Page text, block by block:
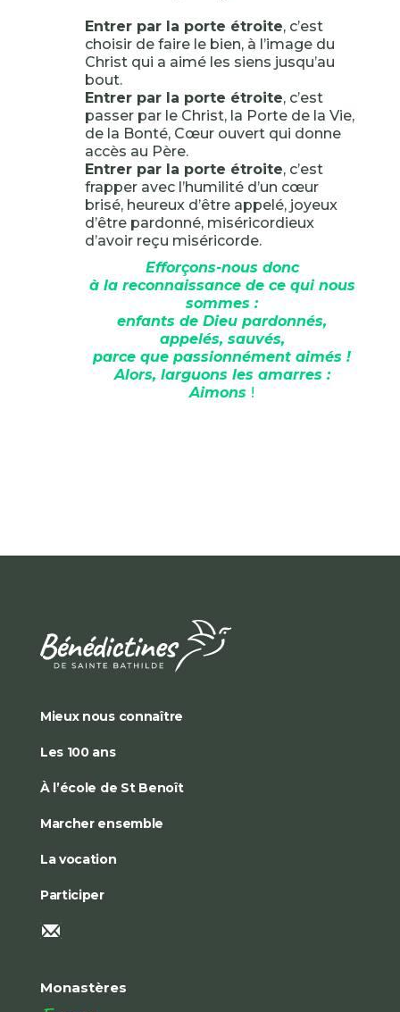
Entrer par la porte étroite, c’est
choisir de faire le bien, à l’image du
Christ qui a aimé les siens jusqu’au
bout.
Entrer par la porte étroite, c’est
passer par le Christ, la Porte de la Vie,
de la Bonté, Cœur ouvert qui donne
accès au Père.
Entrer par la porte étroite, c’est
frapper avec l’humilité d’un cœur
brisé, heureux d’être appelé, joyeux
d’être pardonné, miséricordieux
d’avoir reçu miséricorde.
Efforçons-nous donc
à la reconnaissance de ce qui nous
sommes :
enfants de Dieu pardonnés,
appelés, sauvés,
parce que passionnément aimés !
Alors, larguons les amarres :
Aimons !
Mieux nous connaître
Les 100 ans
À l’école de St Benoît
Marcher ensemble
La vocation
Participer
Monastères